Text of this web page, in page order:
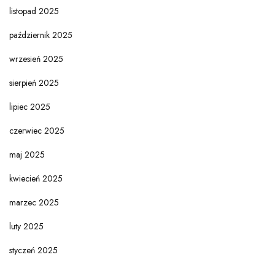
listopad 2025
październik 2025
wrzesień 2025
sierpień 2025
lipiec 2025
czerwiec 2025
maj 2025
kwiecień 2025
marzec 2025
luty 2025
styczeń 2025